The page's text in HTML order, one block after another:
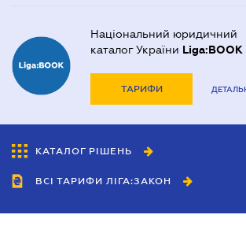
Національний юридичний
каталог України Liga:BOOK
ТАРИФИ
КАТАЛОГ РІШЕНЬ
ВСІ ТАРИФИ ЛІГА:ЗАКОН